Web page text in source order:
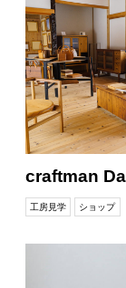
craftman
工房見学 ショップ